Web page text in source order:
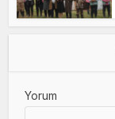
Yorum